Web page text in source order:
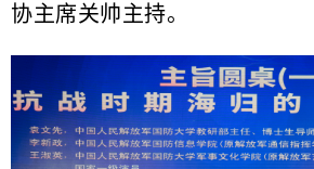
协主席关帅主持。